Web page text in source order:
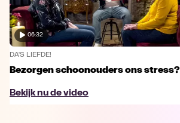
06:32
DA'S LIEFDE!
Bezorgen schoonouders ons stress?
Bekijk nu de video